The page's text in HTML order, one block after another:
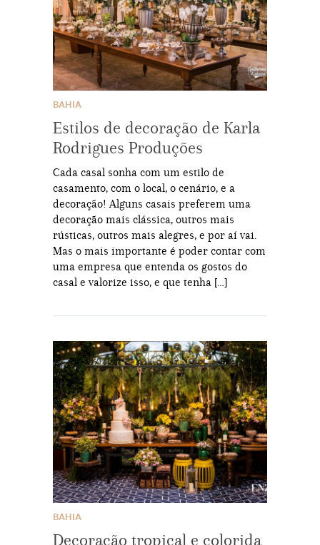
BAHIA
Estilos de decoração de Karla
Rodrigues Produções
Cada casal sonha com um estilo de
casamento, com o local, o cenário, e a
decoração! Alguns casais preferem uma
decoração mais clássica, outros mais
rústicas, outros mais alegres, e por aí vai.
Mas o mais importante é poder contar com
uma empresa que entenda os gostos do
casal e valorize isso, e que tenha […]
BAHIA
Decoração tropical e colorida